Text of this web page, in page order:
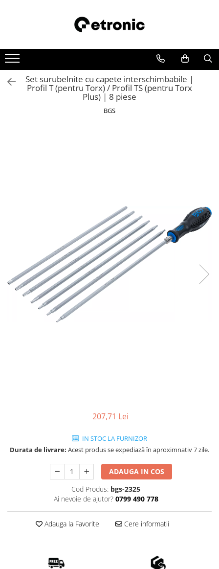
Set surubelnite cu capete interschimbabile |
Profil T (pentru Torx) / Profil TS (pentru Torx
Plus) | 8 piese
BGS
207,71 Lei
IN STOC LA FURNIZOR
Durata de livrare: Acest produs se expediază în aproximnativ 7 zile.
ADAUGA IN COS
Cod Produs: bgs-2325
Ai nevoie de ajutor? 0799 490 778
Adauga la Favorite Cere informatii